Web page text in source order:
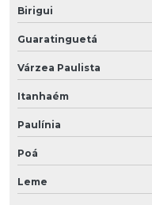
Birigui
Guaratinguetá
Várzea Paulista
Itanhaém
Paulínia
Poá
Leme